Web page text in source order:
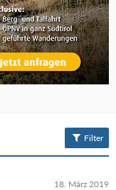
Filter
18. März 2019